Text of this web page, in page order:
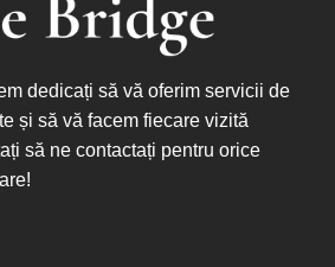
dedicați să vă oferim servicii de
și să vă facem fiecare vizită
să ne contactați pentru orice